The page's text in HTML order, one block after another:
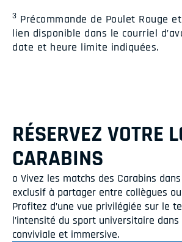
3 Précommande de Poulet Rouge
lien disponible dans le courriel
date et heure limite indiquées.
RÉSERVEZ VOTRE
CARABINS
o Vivez les matchs des Carabins
exclusif à partager entre collègues
Profitez d’une vue privilégiée sur le
l’intensité du sport universitaire dans
conviviale et immersive.